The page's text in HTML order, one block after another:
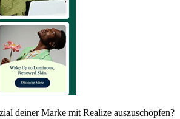
deiner Marke mit Realize auszuschöpfen?